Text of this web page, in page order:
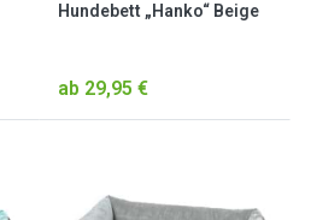
Hundebett „Hanko“ Beige
ab 29,95 €